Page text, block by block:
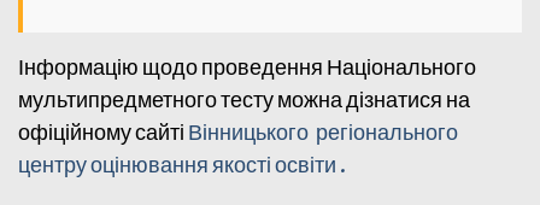
Інформацію щодо проведення Національного
мультипредметного тесту можна дізнатися на
офіційному сайті Вінницького регіонального
центру оцінювання якості освіти .